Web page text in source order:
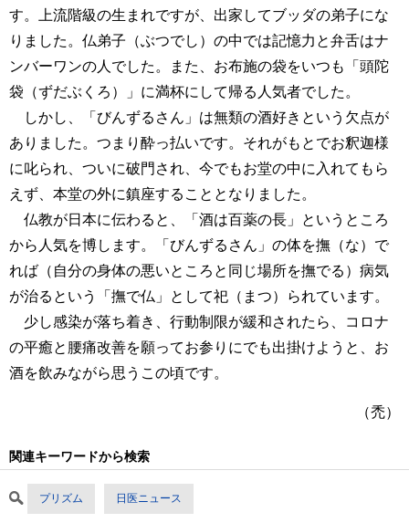
す。上流階級の生まれですが、出家してブッダの弟子にな
りました。仏弟子（ぶつでし）の中では記憶力と弁舌はナ
ンバーワンの人でした。また、お布施の袋をいつも「頭陀
袋（ずだぶくろ）」に満杯にして帰る人気者でした。
しかし、「びんずるさん」は無類の酒好きという欠点が
ありました。つまり酔っ払いです。それがもとでお釈迦様
に叱られ、ついに破門され、今でもお堂の中に入れてもら
えず、本堂の外に鎮座することとなりました。
仏教が日本に伝わると、「酒は百薬の長」というところ
から人気を博します。「びんずるさん」の体を撫（な）で
れば（自分の身体の悪いところと同じ場所を撫でる）病気
が治るという「撫で仏」として祀（まつ）られています。
少し感染が落ち着き、行動制限が緩和されたら、コロナ
の平癒と腰痛改善を願ってお参りにでも出掛けようと、お
酒を飲みながら思うこの頃です。
（禿）
関連キーワードから検索
プリズム 日医ニュース